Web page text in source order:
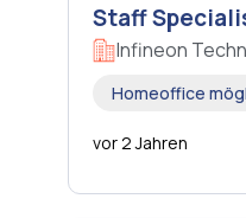
Staff
Infineon
Homeoffice
vor 2 Jahren